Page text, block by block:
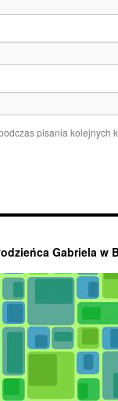
pisania kolejnych
Gabriela w